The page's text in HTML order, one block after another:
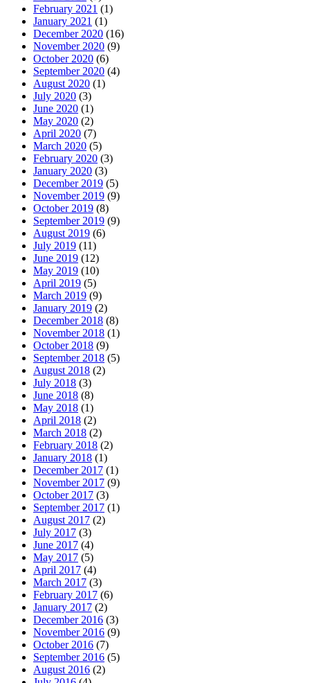
February 2021 (1)
January 2021 (1)
December 2020 (16)
November 2020 (9)
October 2020 (6)
September 2020 (4)
August 2020 (1)
July 2020 (3)
June 2020 (1)
May 2020 (2)
April 2020 (7)
March 2020 (5)
February 2020 (3)
January 2020 (3)
December 2019 (5)
November 2019 (9)
October 2019 (8)
September 2019 (9)
August 2019 (6)
July 2019 (11)
June 2019 (12)
May 2019 (10)
April 2019 (5)
March 2019 (9)
January 2019 (2)
December 2018 (8)
November 2018 (1)
October 2018 (9)
September 2018 (5)
August 2018 (2)
July 2018 (3)
June 2018 (8)
May 2018 (1)
April 2018 (2)
March 2018 (2)
February 2018 (2)
January 2018 (1)
December 2017 (1)
November 2017 (9)
October 2017 (3)
September 2017 (1)
August 2017 (2)
July 2017 (3)
June 2017 (4)
May 2017 (5)
April 2017 (4)
March 2017 (3)
February 2017 (6)
January 2017 (2)
December 2016 (3)
November 2016 (9)
October 2016 (7)
September 2016 (5)
August 2016 (2)